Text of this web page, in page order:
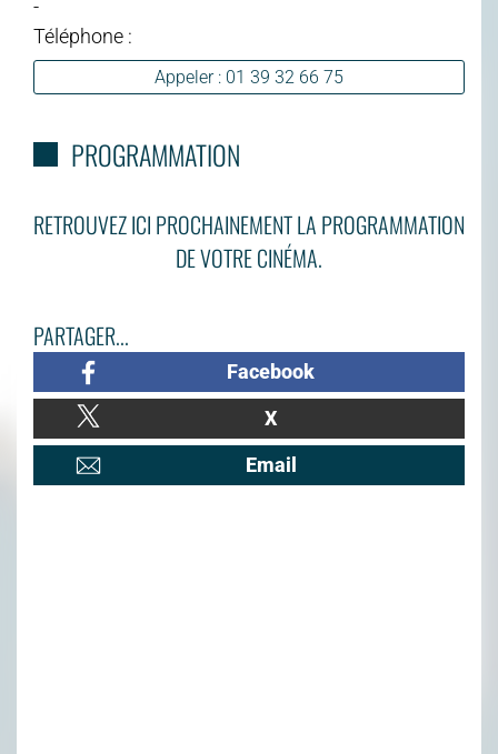
-
Téléphone :
Appeler : 01 39 32 66 75
PROGRAMMATION
RETROUVEZ ICI PROCHAINEMENT LA PROGRAMMATION
DE VOTRE CINÉMA.
PARTAGER...
Facebook
X
Email